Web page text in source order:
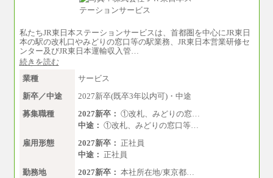
私たちJR東日本ステーションサービスは、首都圏を中心にJR東日
本の駅の改札口やみどりの窓口等の駅業務、JR東日本営業研修セ
ンター及びJR東日本運輸収入管…
続きを読む
業種
サービス
新卒／中途
2027新卒(既卒3年以内可)・中途
募集職種
2027新卒： ①改札、みどりの窓…
中途： ①改札、みどりの窓口等…
雇用形態
2027新卒： 正社員
中途： 正社員
勤務地
2027新卒： 本社所在地/東京都…